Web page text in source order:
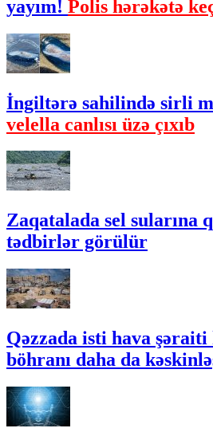
yayım! Polis hərəkətə
İngiltərə sahilində sirli
velella canlısı üzə çıxıb
Zaqatalada sel sularına
tədbirlər görülür
Qəzzada isti hava
böhranı daha da